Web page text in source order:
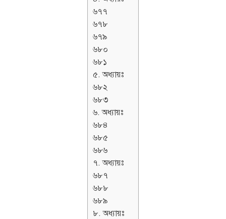
৬৭৭
৬৭৮
৬৭৯
৬৮০
৬৮১
৫. অধ্যায়ঃ
৬৮২
৬৮৩
৬. অধ্যায়ঃ
৬৮৪
৬৮৫
৬৮৬
৭. অধ্যায়ঃ
৬৮৭
৬৮৮
৬৮৯
৮. অধ্যায়ঃ